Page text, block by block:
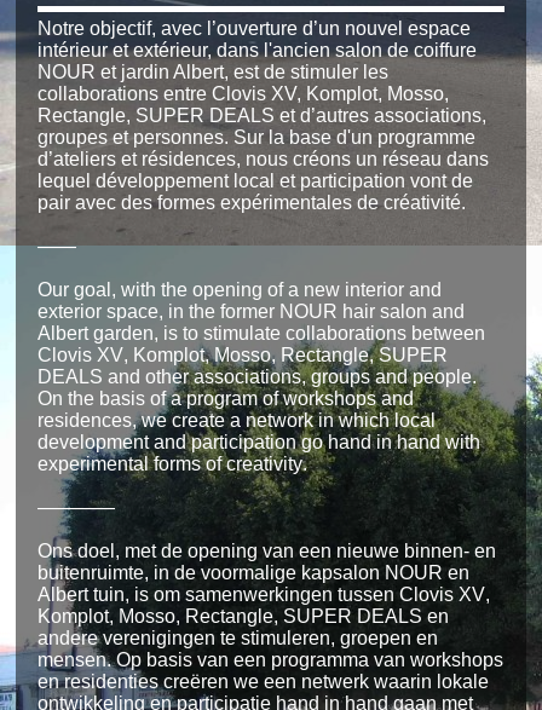
Notre objectif, avec l’ouverture d’un nouvel espace
intérieur et extérieur, dans l'ancien salon de coiffure
NOUR et jardin Albert, est de stimuler les
collaborations entre Clovis XV, Komplot, Mosso,
Rectangle, SUPER DEALS et d’autres associations,
groupes et personnes. Sur la base d'un programme
d’ateliers et résidences, nous créons un réseau dans
lequel développement local et participation vont de
pair avec des formes expérimentales de créativité.
——
Our goal, with the opening of a new interior and
exterior space, in the former NOUR hair salon and
Albert garden, is to stimulate collaborations between
Clovis XV, Komplot, Mosso, Rectangle, SUPER
DEALS and other associations, groups and people.
On the basis of a program of workshops and
residences, we create a network in which local
development and participation go hand in hand with
experimental forms of creativity.
————
Ons doel, met de opening van een nieuwe binnen- en
buitenruimte, in de voormalige kapsalon NOUR en
Albert tuin, is om samenwerkingen tussen Clovis XV,
Komplot, Mosso, Rectangle, SUPER DEALS en
andere verenigingen te stimuleren, groepen en
mensen. Op basis van een programma van workshops
en residenties creëren we een netwerk waarin lokale
ontwikkeling en participatie hand in hand gaan met